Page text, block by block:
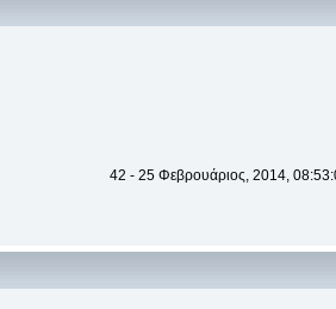
42 - 25 Φεβρουάριος, 2014,